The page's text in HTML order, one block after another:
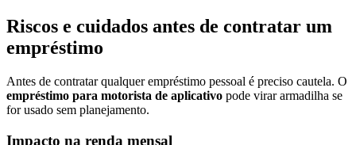
Riscos e cuidados antes de contratar um
empréstimo
Antes de contratar qualquer empréstimo pessoal é preciso cautela. O
empréstimo para motorista de aplicativo pode virar armadilha se
for usado sem planejamento.
Impacto na renda mensal